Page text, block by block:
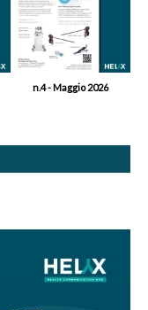
n.4 - Maggio 2026